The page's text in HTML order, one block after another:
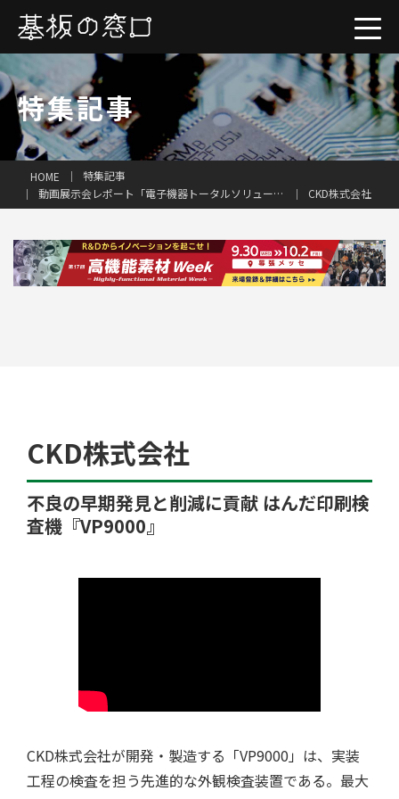
特集記事
HOME
特集記事
動画展示会レポート「電子機器トータルソリューション展2025」（前編）
CKD株式会社
CKD株式会社
不良の早期発見と削減に貢献 はんだ印刷検
査機『VP9000』
CKD株式会社が開発・製造する「VP9000」は、実装
工程の検査を担う先進的な外観検査装置である。最大